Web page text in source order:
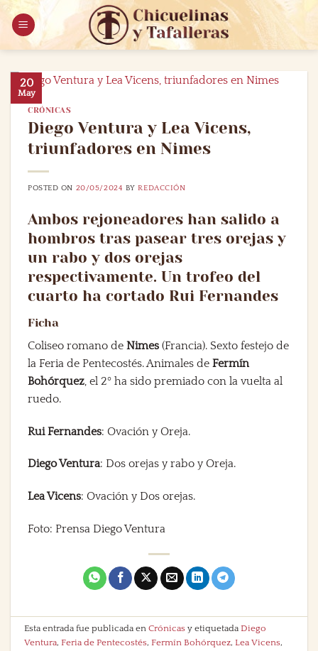
Saltar
contenido
20
May
CRÓNICAS
Diego Ventura y Lea Vicens,
triunfadores en Nimes
POSTED ON 20/05/2024 BYREDACCIÓN
Ambos rejoneadores han salido a
hombros tras pasear tres orejas y
un rabo y dos orejas
respectivamente. Un trofeo del
cuarto ha cortado Rui Fernandes
Ficha
Coliseo romano de Nimes (Francia). Sexto festejo de
la Feria de Pentecostés. Animales de Fermín
Bohórquez, el 2º ha sido premiado con la vuelta al
ruedo.
Rui Fernandes: Ovación y Oreja.
Diego Ventura: Dos orejas y rabo y Oreja.
Lea Vicens: Ovación y Dos orejas.
Foto: Prensa Diego Ventura
Esta entrada fue publicada enCrónicas y etiquetadaDiego
Ventura,Feria de Pentecostés,Fermín Bohórquez,Lea Vicens,